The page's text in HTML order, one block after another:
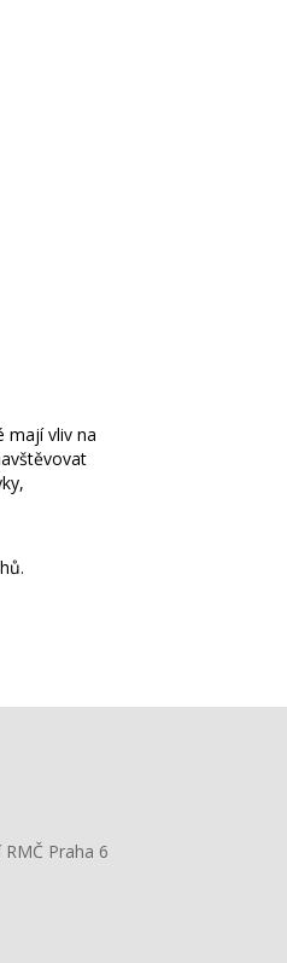
mají vliv na
Praha 6